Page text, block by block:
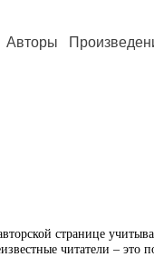
Авторы
странице
читатели – это